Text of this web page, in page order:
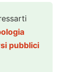
pubblici